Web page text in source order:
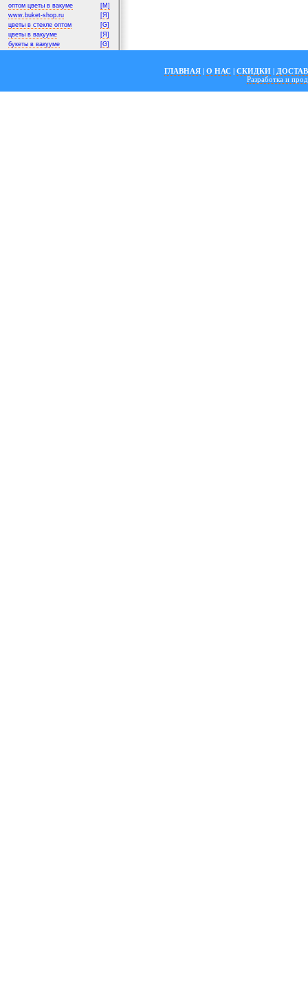
оптом цветы в вакуме
[M]
www.buket-shop.ru
[Я]
цветы в стекле оптом
[G]
цветы в вакууме
[Я]
букеты в вакууме
[G]
ГЛАВНАЯ | О НАС | СКИДКИ |
Разработка и